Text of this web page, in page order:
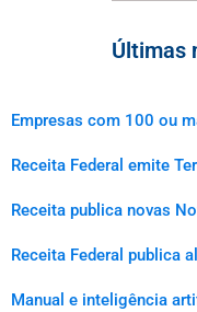
Últimas
Empresas com 100 ou
Receita Federal emite
Receita publica novas
Receita Federal publica
Manual e inteligência